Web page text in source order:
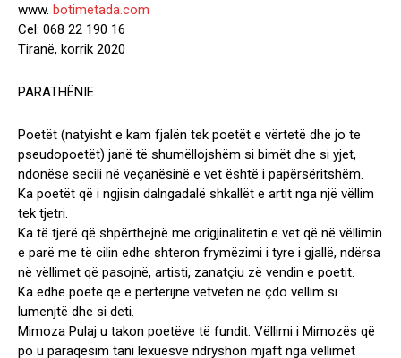
www. botimetada.com
Cel: 068 22 190 16
Tiranë, korrik 2020
PARATHËNIE
Poetët (natyisht e kam fjalën tek poetët e vërtetë dhe jo te
pseudopoetët) janë të shumëllojshëm si bimët dhe si yjet,
ndonëse secili në veçanësinë e vet është i papërsëritshëm.
Ka poetët që i ngjisin dalngadalë shkallët e artit nga një vëllim
tek tjetri.
Ka të tjerë që shpërthejnë me origjinalitetin e vet që në vëllimin
e parë me të cilin edhe shteron frymëzimi i tyre i gjallë, ndërsa
në vëllimet që pasojnë, artisti, zanatçiu zë vendin e poetit.
Ka edhe poetë që e përtërijnë vetveten në çdo vëllim si
lumenjtë dhe si deti.
Mimoza Pulaj u takon poetëve të fundit. Vëllimi i Mimozës që
po u paraqesim tani lexuesve ndryshon mjaft nga vëllimet